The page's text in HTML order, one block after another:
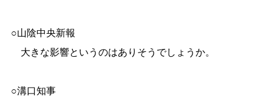
○山陰中央新報
大きな影響というのはありそうでしょうか。
○溝口知事